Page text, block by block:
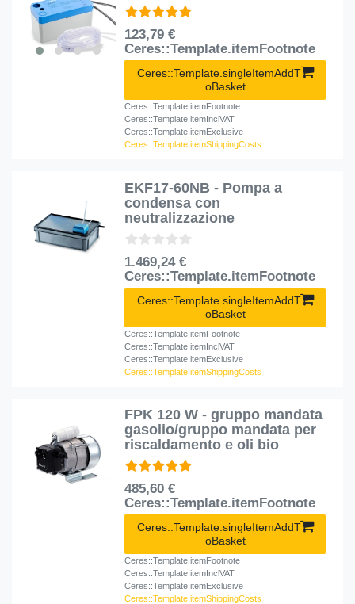
123,79 €
Ceres::Template.itemFootnote
Ceres::Template.singleItemAddT
oBasket
Ceres::Template.itemFootnote
Ceres::Template.itemInclVAT
Ceres::Template.itemExclusive
Ceres::Template.itemShippingCosts
EKF17-60NB - Pompa a
condensa con
neutralizzazione
1.469,24 €
Ceres::Template.itemFootnote
Ceres::Template.singleItemAddT
oBasket
Ceres::Template.itemFootnote
Ceres::Template.itemInclVAT
Ceres::Template.itemExclusive
Ceres::Template.itemShippingCosts
FPK 120 W - gruppo mandata
gasolio/gruppo mandata per
riscaldamento e oli bio
485,60 €
Ceres::Template.itemFootnote
Ceres::Template.singleItemAddT
oBasket
Ceres::Template.itemFootnote
Ceres::Template.itemInclVAT
Ceres::Template.itemExclusive
Ceres::Template.itemShippingCosts